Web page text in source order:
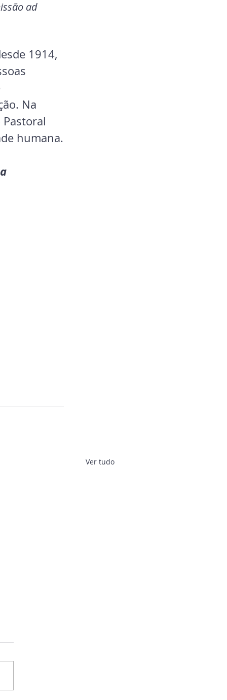
ad
1914,
Na
humana.
Ver tudo